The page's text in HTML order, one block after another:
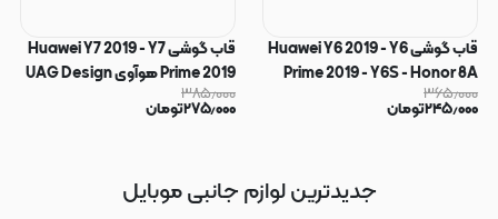
قاب گوشی Huawei Y6 2019 - Y6
Prime 2019 - Y6S - Honor 8A
محافظ لنزدار مشکی کد 180204
۳۶۵٫۰۰۰
۲۴۵٫۰۰۰تومان
قاب گوشی Huawei Y7 2019 - Y7
Prime 2019 هوآوی UAG Design
سیلیکونی ژله ای محافظ لنز دار
مشکی کد 160140
۳۸۵٫۰۰۰
۲۷۵٫۰۰۰تومان
جدیدترین لوازم جانبی موبایل